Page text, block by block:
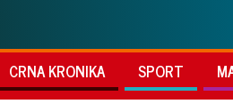
CRNA KRONIKA SPORT